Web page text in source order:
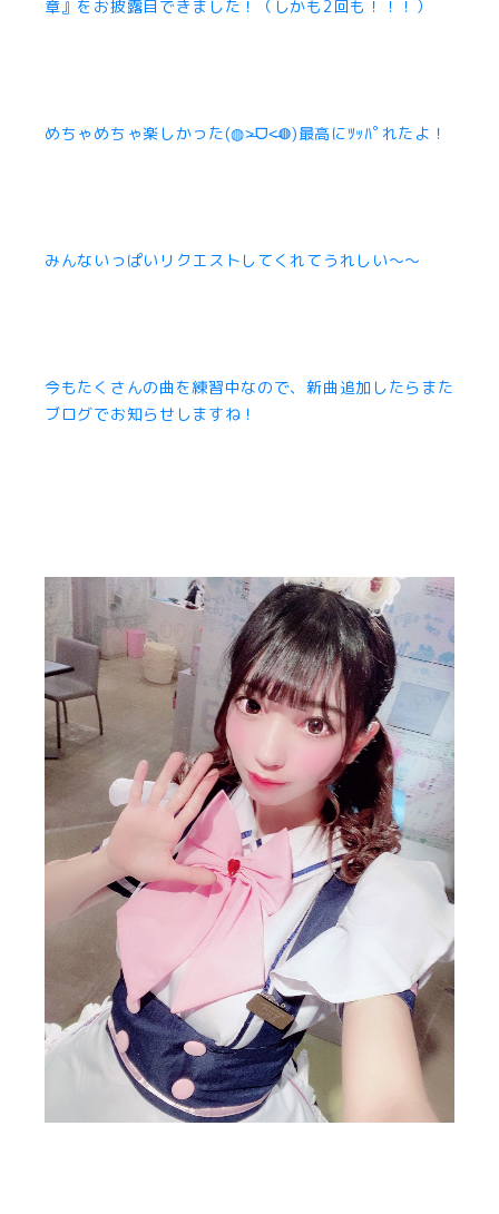
章』をお披露目できました！（しかも2回も！！！）
めちゃめちゃ楽しかった(◍˃̶ᗜ˂̶◍)最高にﾂｯﾊﾟれたよ！
みんないっぱいリクエストしてくれてうれしい〜〜
今もたくさんの曲を練習中なので、新曲追加したらまた
ブログでお知らせしますね！